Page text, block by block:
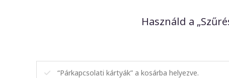
Használd a
“Párkapcsolati kártyák” a kosárba helyezve.